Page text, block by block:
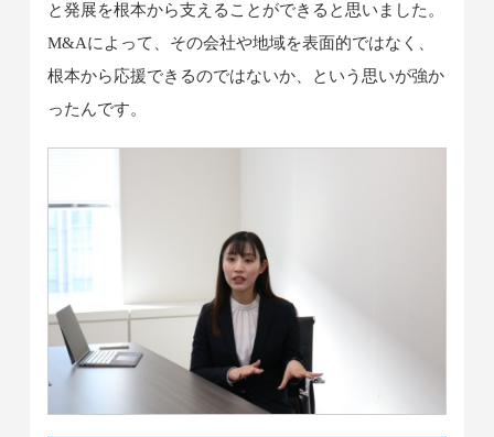
と発展を根本から支えることができると思いました。
M&Aによって、その会社や地域を表面的ではなく、
根本から応援できるのではないか、という思いが強か
ったんです。